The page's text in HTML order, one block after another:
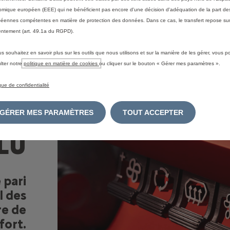
pari
des
de
européen (EEE) qui ne bénéficient pas encore d'une décision d'adéquation de la part
compétentes en matière de protection des données. Dans ce cas, le transfert repose
(art. 49.1a du RGPD).
souhaitez en savoir plus sur les outils que nous utilisons et sur la manière de les gérer, vous
notre politique en matière de cookies ou cliquer sur le bouton « Gérer mes paramètres ».
de confidentialité
GÉRER MES PARAMÈTRES TOUT ACCEPTER